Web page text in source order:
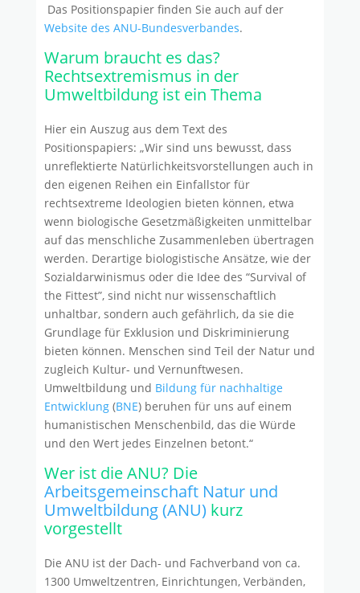
Das Positionspapier finden Sie auch auf der
Website des ANU-Bundesverbandes.
Warum braucht es das?
Rechtsextremismus in der
Umweltbildung ist ein Thema
Hier ein Auszug aus dem Text des
Positionspapiers: „Wir sind uns bewusst, dass
unreflektierte Natürlichkeitsvorstellungen auch in
den eigenen Reihen ein Einfallstor für
rechtsextreme Ideologien bieten können, etwa
wenn biologische Gesetzmäßigkeiten unmittelbar
auf das menschliche Zusammenleben übertragen
werden. Derartige biologistische Ansätze, wie der
Sozialdarwinismus oder die Idee des “Survival of
the Fittest”, sind nicht nur wissenschaftlich
unhaltbar, sondern auch gefährlich, da sie die
Grundlage für Exklusion und Diskriminierung
bieten können. Menschen sind Teil der Natur und
zugleich Kultur- und Vernunftwesen.
Umweltbildung und Bildung für nachhaltige
Entwicklung(BNE) beruhen für uns auf einem
humanistischen Menschenbild, das die Würde
und den Wert jedes Einzelnen betont.“
Wer ist die ANU? Die
Arbeitsgemeinschaft Natur und
Umweltbildung (ANU) kurz
vorgestellt
Die ANU ist der Dach- und Fachverband von ca.
1300 Umweltzentren, Einrichtungen, Verbänden,